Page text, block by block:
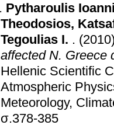
Pytharoulis
Theodosios,
Tegoulias I. .
affected N. Greece
Hellenic Scientific
Atmospheric
Meteorology,
σ.378-385